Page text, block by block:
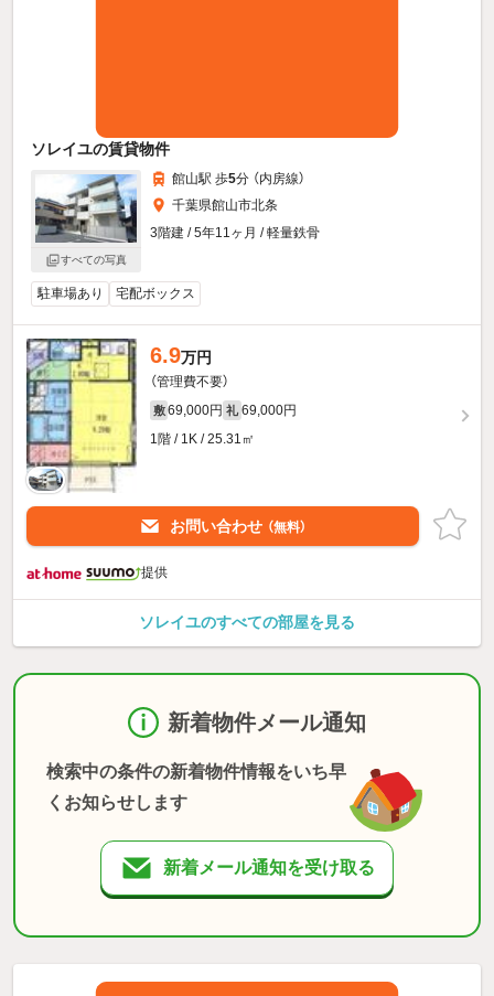
ソレイユの賃貸物件
すべての写真
館山駅 歩5分 （内房線）
千葉県館山市北条
3階建 / 5年11ヶ月 / 軽量鉄骨
駐車場あり 宅配ボックス
6.9万円
（管理費不要）
敷 69,000円 礼 69,000円
1階 / 1K / 25.31㎡
お問い合わせ （無料）
提供
ソレイユのすべての部屋を見る
新着物件メール通知
検索中の条件の新着物件情報をいち早
くお知らせします
新着メール通知を受け取る